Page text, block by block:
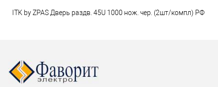
ITK by ZPAS Дверь раздв. 45U 1000 нож. чер. (2шт/компл) РФ